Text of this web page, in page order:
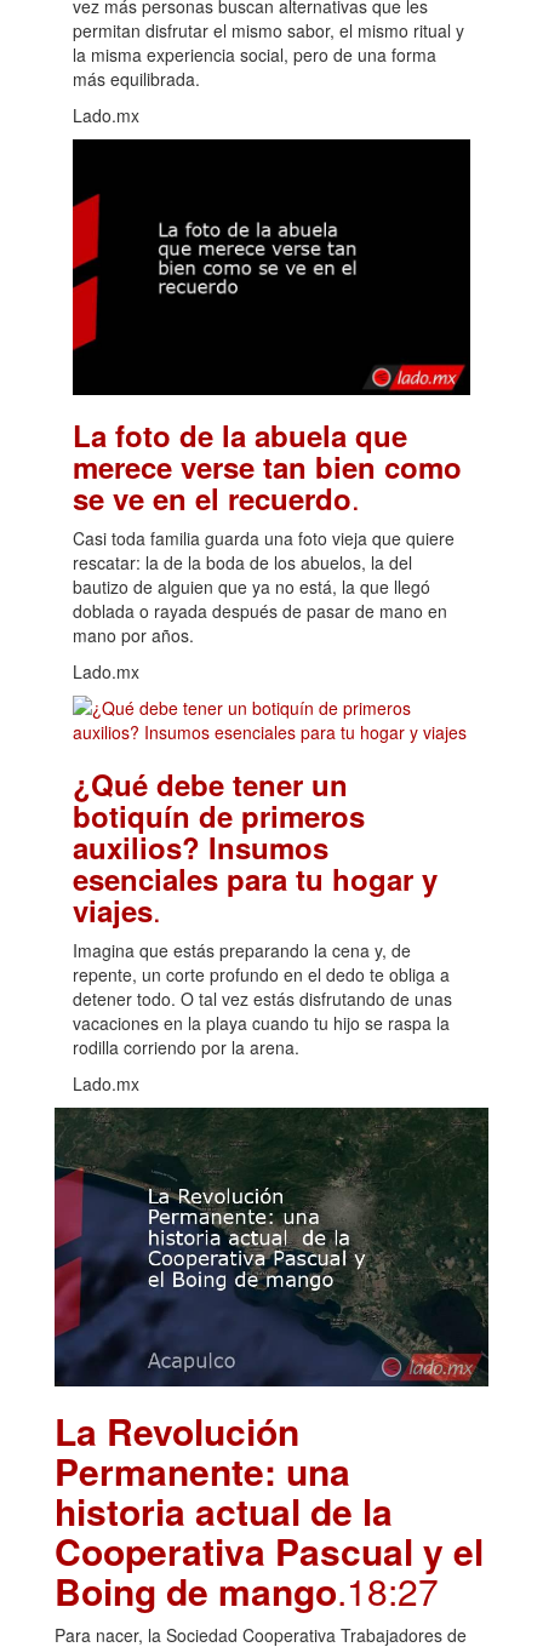
vez más personas buscan alternativas que les
permitan disfrutar el mismo sabor, el mismo ritual y
la misma experiencia social, pero de una forma
más equilibrada.
Lado.mx
La foto de la abuela que
merece verse tan bien como
se ve en el recuerdo.
Casi toda familia guarda una foto vieja que quiere
rescatar: la de la boda de los abuelos, la del
bautizo de alguien que ya no está, la que llegó
doblada o rayada después de pasar de mano en
mano por años.
Lado.mx
¿Qué debe tener un
botiquín de primeros
auxilios? Insumos
esenciales para tu hogar y
viajes.
Imagina que estás preparando la cena y, de
repente, un corte profundo en el dedo te obliga a
detener todo. O tal vez estás disfrutando de unas
vacaciones en la playa cuando tu hijo se raspa la
rodilla corriendo por la arena.
Lado.mx
La Revolución
Permanente: una
historia actual de la
Cooperativa Pascual y el
Boing de mango.18:27
Para nacer, la Sociedad Cooperativa Trabajadores de